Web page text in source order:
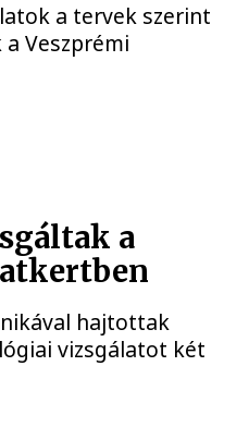
a tervek szerint
Veszprémi
a
hajtottak
vizsgálatot két